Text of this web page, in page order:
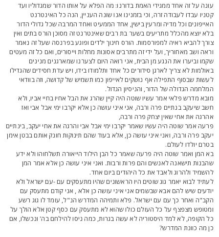
על זה אחד ממגידי האמת בדורנו: מה הפלא על אותו הדור שמגדוליו ועד
עבדו לעבודה זרה, וכי בזמנינו אנו שונה העניין, הנה כל האינטרנט
וכל מדיה ומרעין בישין, אחד הממעיט ואחד המרבה שכל גדולי הדור
יוצא מהכלל מתריעים בשער בת רבים שאינטרנט זה מסוכן הורס בתים ואין
להביא ראיה למפורסמות. הורס חינוך ילדים ופוגע בפרנסה שעל זה נאמר
ושב מאחוריך, ועל ידי זה מתרבים אסונות מחלות וייסורים, ואם כל זה מעטים
וביערו את הנגע מן הבית, אני רואה היום לצערנו שמארגנים מנינים
לא צריך לארגן סידורים כל אחד ותלמודו בידו, ויש עדת חסידים שהגדילו
שבסוף התפילה אף נושקים לאייפון כמו תשמיש של קדושה, וזה בוודאי
הגדולה של הדור, והניסיון הגדול.
מדרש פלאי אמר עשיו שוטה היה קיין שהרג את הבל אחיו בחיי אביו, ולא
שיעקב בנתיים פרה ורבה, אני איני עושה כן אלא יקרבו ימי אבל אבי ואז
את אחי שאין יצחק פרה ורבה,
אמר שוטה היה עשיו שאמר יקרבו ימי אבל אבי והרגה את אחי יעקב, בינתיים
פרה ורבה, ואני איני עושה כן, אלא בעוד שהם תינוקות חונק אותם בבטן אימן
יולדו לעולם.
המן ואמר שוטה היה פרעה שאמר כל הבן הילוד הייאורה תשלחוהו ולא ידע
תישאנה לאנשים והם פרות ורבות. ואני איני עושה כן אלא אמר המן
ולהרוג ולאבד את כל היהודים ביום אחד.
לבוא יאמר גוג שוטים היו הראשונים שהיו מתעסקים עם -עם ישראל ולא
שיש להם אבא שבשמים אני איני עושה כן אלא , אני קודם מתעסק עם
ואחר כך עם עם ישראל. פלא ותמיהה המדרש הנ"ל, עומד לו גוג רשע
מצפצף על כל העולם כולו שהוא לא מתעסק עם כסף קטן אלא הולך על
הקופה, לא למד היסטוריה לא עשה בגרות, כמה ניסו להילחם בה' ונכשלו, אם
מה כוונת המדרש?